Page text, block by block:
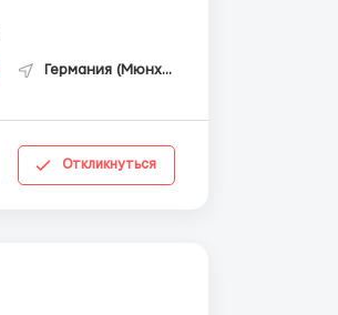
Германия (Мюнхен)
Откликнуться